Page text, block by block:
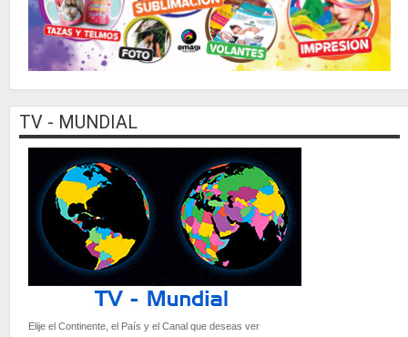
TV - MUNDIAL
Elije el Continente, el País y el Canal que deseas ver